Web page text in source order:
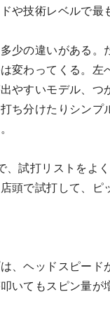
や技術レベルで最
少の違いがある
変わってくる。
やすいモデル、
ち分けたりシン
、試打リストをよ
頭で試打して、ピ
、ヘッドスピー
いてもスピン量が